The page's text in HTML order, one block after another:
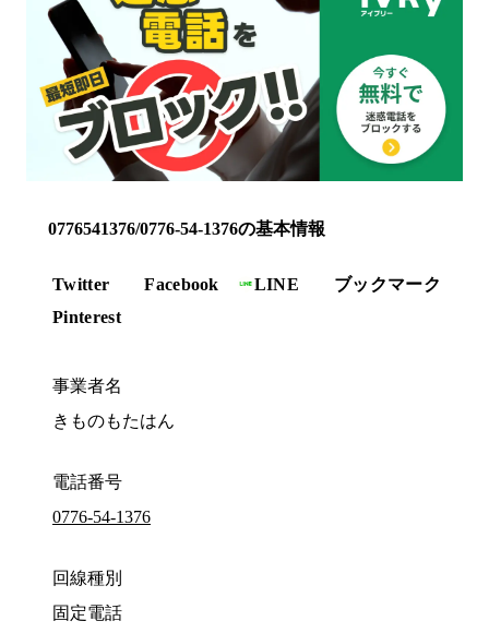
0776541376/0776-54-1376の基本情報
Twitter Facebook LINE
ブックマーク
Pinterest
事業者名
きものもたはん
電話番号
0776-54-1376
回線種別
固定電話